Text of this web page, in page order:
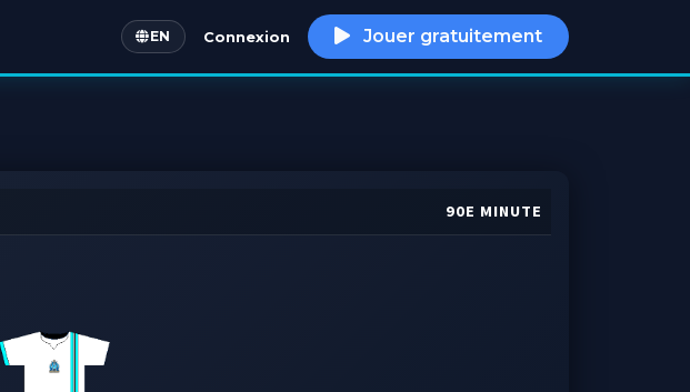
EN
English Connexion Jouer gratuitement
90E MINUTE